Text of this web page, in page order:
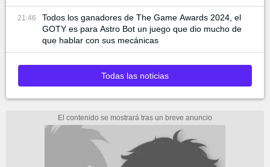
21:46
Todos los ganadores de The Game Awards 2024, el
GOTY es para Astro Bot un juego que dio mucho de
que hablar con sus mecánicas
Todas las noticias